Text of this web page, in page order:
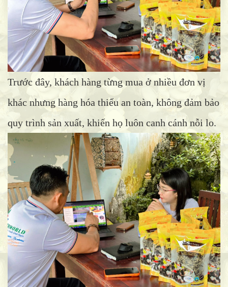
Trước đây, khách hàng từng mua ở nhiều đơn vị
khác nhưng hàng hóa thiếu an toàn, không đảm bảo
quy trình sản xuất, khiến họ luôn canh cánh nỗi lo.